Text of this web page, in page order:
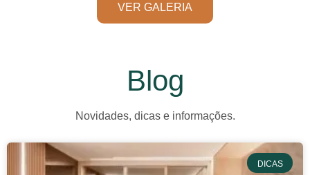
VER GALERIA
Blog
Novidades, dicas e informações.
DICAS